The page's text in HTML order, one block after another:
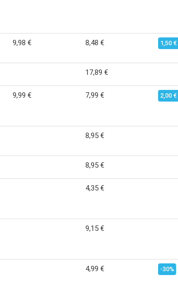
9,98 € 8,48 € 1,50
17,89 €
9,99 € 7,99 € 2,00
8,95 €
8,95 €
4,35 €
9,15 €
4,99 € -30%